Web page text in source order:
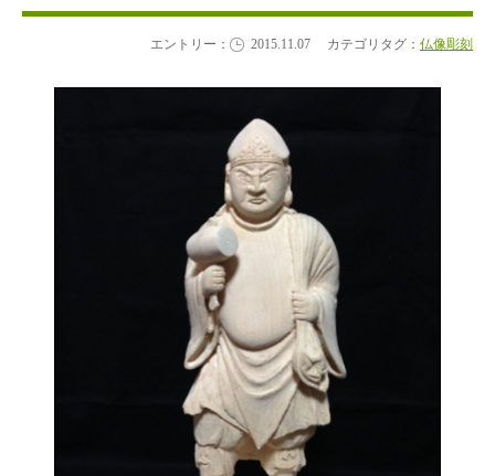
エントリー： 2015.11.07 カテゴリタグ： 仏像彫刻